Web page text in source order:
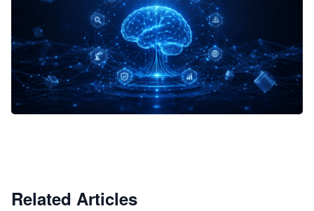
Related Articles